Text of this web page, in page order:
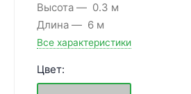
Высота
0.3 м
Длина
6 м
Все характеристики
Цвет: